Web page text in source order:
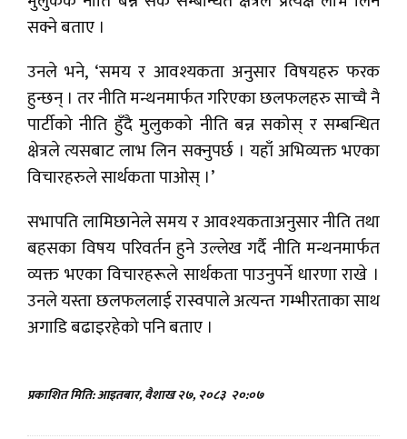
सक्ने बताए ।
उनले भने, ‘समय र आवश्यकता अनुसार विषयहरु फरक
हुन्छन् । तर नीति मन्थनमार्फत गरिएका छलफलहरु साच्चै नै
पार्टीको नीति हुँदै मुलुकको नीति बन्न सकोस् र सम्बन्धित
क्षेत्रले त्यसबाट लाभ लिन सक्नुपर्छ । यहाँ अभिव्यक्त भएका
विचारहरुले सार्थकता पाओस् ।’
सभापति लामिछानेले समय र आवश्यकताअनुसार नीति तथा
बहसका विषय परिवर्तन हुने उल्लेख गर्दै नीति मन्थनमार्फत
व्यक्त भएका विचारहरूले सार्थकता पाउनुपर्ने धारणा राखे ।
उनले यस्ता छलफललाई रास्वपाले अत्यन्त गम्भीरताका साथ
अगाडि बढाइरहेको पनि बताए ।
प्रकाशित मिति: आइतबार, वैशाख २७, २०८३ २०:०७